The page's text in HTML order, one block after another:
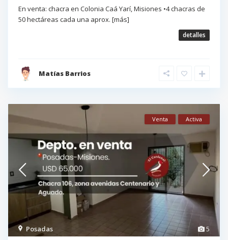
En venta: chacra en Colonia Caá Yarí, Misiones •4 chacras de
50 hectáreas cada una aprox. [más]
detalles
Matías Barrios
5
Posadas
Venta Activa